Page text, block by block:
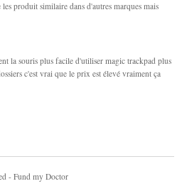
produit similaire dans d'autres marques mais
la souris plus facile d'utiliser magic trackpad plus
c'est vrai que le prix est élevé vraiment ça
- Fund my Doctor